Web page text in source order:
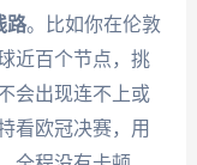
路。比如你在伦敦
近百个节点，挑
会出现连不上或
看欧冠决赛，用